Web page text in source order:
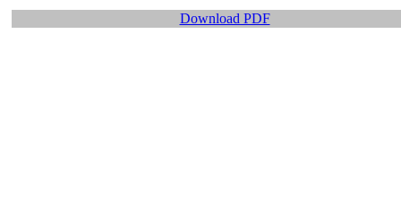
Download PDF